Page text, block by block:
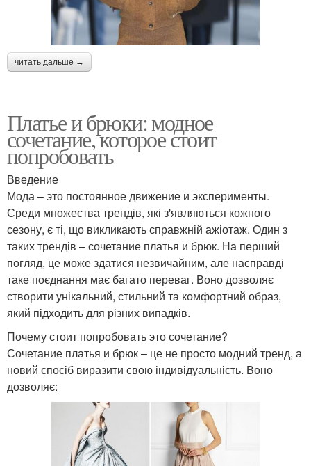
читать дальше →
Платье и брюки: модное
сочетание, которое стоит
попробовать
Введение
Мода – это постоянное движение и эксперименты.
Среди множества трендів, які з'являються кожного
сезону, є ті, що викликають справжній ажіотаж. Один з
таких трендів – сочетание платья и брюк. На перший
погляд, це може здатися незвичайним, але насправді
таке поєднання має багато переваг. Воно дозволяє
створити унікальний, стильний та комфортний образ,
який підходить для різних випадків.
Почему стоит попробовать это сочетание?
Сочетание платья и брюк – це не просто модний тренд, а
новий спосіб виразити свою індивідуальність. Воно
дозволяє: